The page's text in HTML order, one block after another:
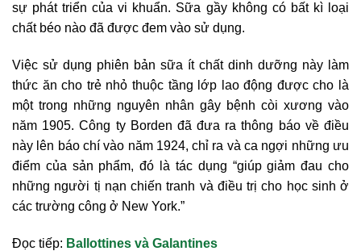
sự phát triển của vi khuẩn. Sữa gầy không có bất kì loại
chất béo nào đã được đem vào sử dụng.
Việc sử dụng phiên bản sữa ít chất dinh dưỡng này làm
thức ăn cho trẻ nhỏ thuộc tầng lớp lao động được cho là
một trong những nguyên nhân gây bệnh còi xương vào
năm 1905. Công ty Borden đã đưa ra thông báo về điều
này lên báo chí vào năm 1924, chỉ ra và ca ngợi những ưu
điểm của sản phẩm, đó là tác dụng “giúp giảm đau cho
những người tị nạn chiến tranh và điều trị cho học sinh ở
các trường công ở New York.”
Đọc tiếp: Ballottines và Galantines